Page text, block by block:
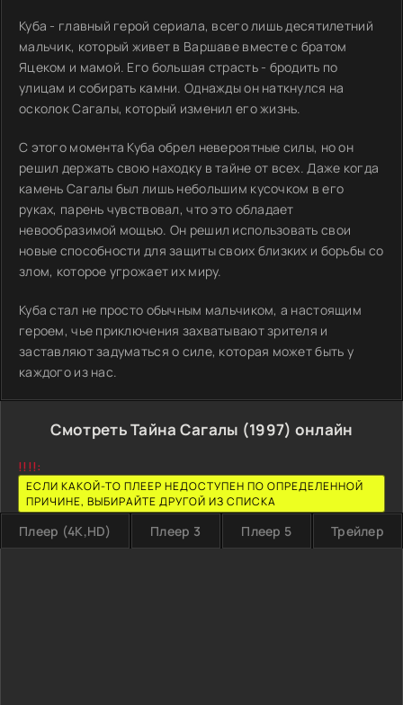
Куба - главный герой сериала, всего лишь десятилетний
мальчик, который живет в Варшаве вместе с братом
Яцеком и мамой. Его большая страсть - бродить по
улицам и собирать камни. Однажды он наткнулся на
осколок Сагалы, который изменил его жизнь.
С этого момента Куба обрел невероятные силы, но он
решил держать свою находку в тайне от всех. Даже когда
камень Сагалы был лишь небольшим кусочком в его
руках, парень чувствовал, что это обладает
невообразимой мощью. Он решил использовать свои
новые способности для защиты своих близких и борьбы со
злом, которое угрожает их миру.
Куба стал не просто обычным мальчиком, а настоящим
героем, чье приключения захватывают зрителя и
заставляют задуматься о силе, которая может быть у
каждого из нас.
Смотреть Тайна Сагалы (1997) онлайн
!!!!:
ЕСЛИ КАКОЙ-ТО ПЛЕЕР НЕДОСТУПЕН ПО ОПРЕДЕЛЕННОЙ
ПРИЧИНЕ, ВЫБИРАЙТЕ ДРУГОЙ ИЗ СПИСКА
Плеер (4K,HD) Плеер 3 Плеер 5 Трейлер